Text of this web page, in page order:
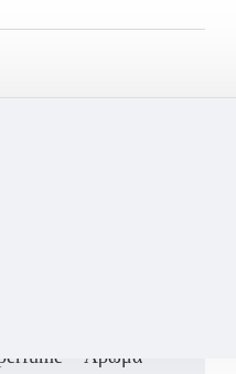
κλείσιμο
βάπτισης για
– Άρωμα